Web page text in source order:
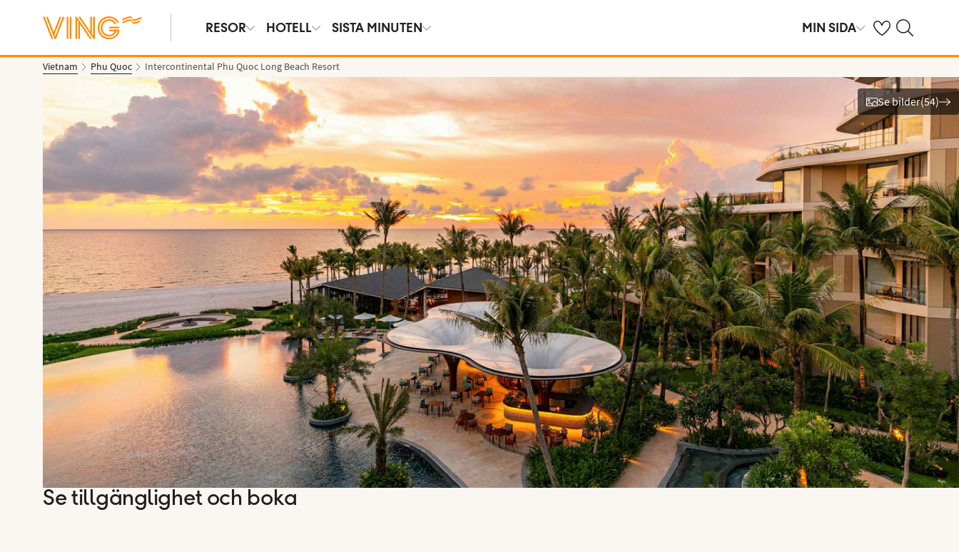
RESOR HOTELL SISTA MINUTEN MIN SIDA Se dina sparade
Sök på ving.se
Vietnam Phu Quoc Intercontinental Phu Quoc Long Beach Resort
Se bilder
Se bilder(54)
Se tillgänglighet och boka